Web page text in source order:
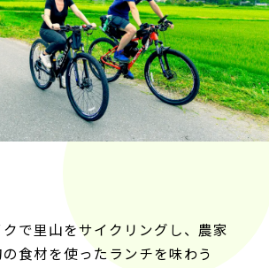
で里山をサイクリングし、農家
食材を使ったランチを味わう